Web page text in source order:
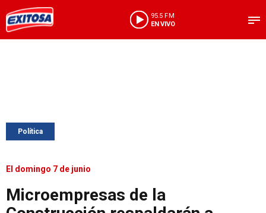
95.5 FM
EN VIVO
Política
El domingo 7 de junio
Microempresas de la